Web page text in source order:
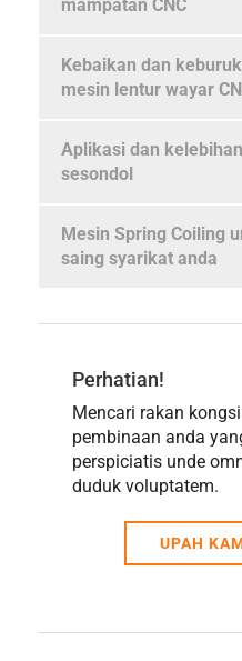
mampatan CNC
Kebaikan dan
mesin lentur wayar
Aplikasi dan
sesondol
Mesin Spring Coiling
saing syarikat anda
Perhatian!
Mencari rakan
pembinaan anda
perspiciatis unde
duduk voluptatem.
UPAH